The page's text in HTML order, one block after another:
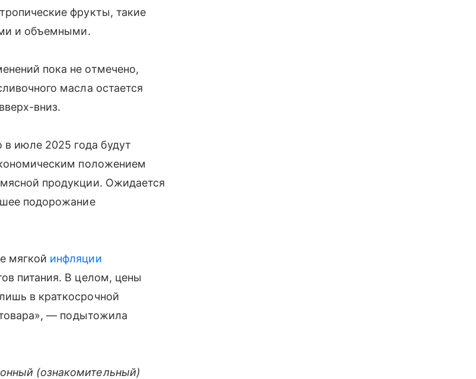
фрукты, такие
и объемными.
пока не отмечено,
масла остается
вниз.
в июле 2025 года будут
положением
продукции. Ожидается
подорожание
мягкой инфляции
питания. В целом, цены
в краткосрочной
— подытожила
(ознакомительный)